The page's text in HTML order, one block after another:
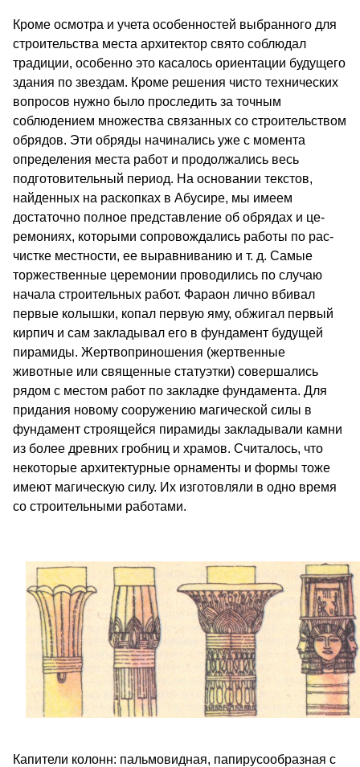
Кроме осмотра и учета особенностей выбранного для
строительства места архитектор свято соблюдал
традиции, особенно это касалось ориентации буду­щего
здания по звездам. Кроме решения чисто тех­нических
вопросов нужно было проследить за точ­ным
соблюдением множества связанных со строи­тельством
обрядов. Эти обряды начинались уже с момента
определения места работ и продолжались весь
подготовительный период. На основании текс­тов,
найденных на раскопках в Абусире, мы имеем
достаточно полное представление об обрядах и це­
ремониях, которыми сопровождались работы по рас­
чистке местности, ее выравниванию и т. д. Самые
торжественные церемонии проводились по случаю
начала строительных работ. Фараон лично вбивал
первые колышки, копал первую яму, обжигал пер­вый
кирпич и сам закладывал его в фундамент бу­дущей
пирамиды. Жертвоприношения (жертвенные
животные или священные статуэтки) совершались
рядом с местом работ по закладке фундамента. Для
придания новому сооружению магической силы в
фундамент строящейся пирамиды закладывали камни
из более древних гробниц и храмов. Счита­лось, что
некоторые архитектурные орнаменты и формы тоже
имеют магическую силу. Их изготовля­ли в одно время
со строительными работами.
Капители колонн: пальмовидная, папирусообразная с